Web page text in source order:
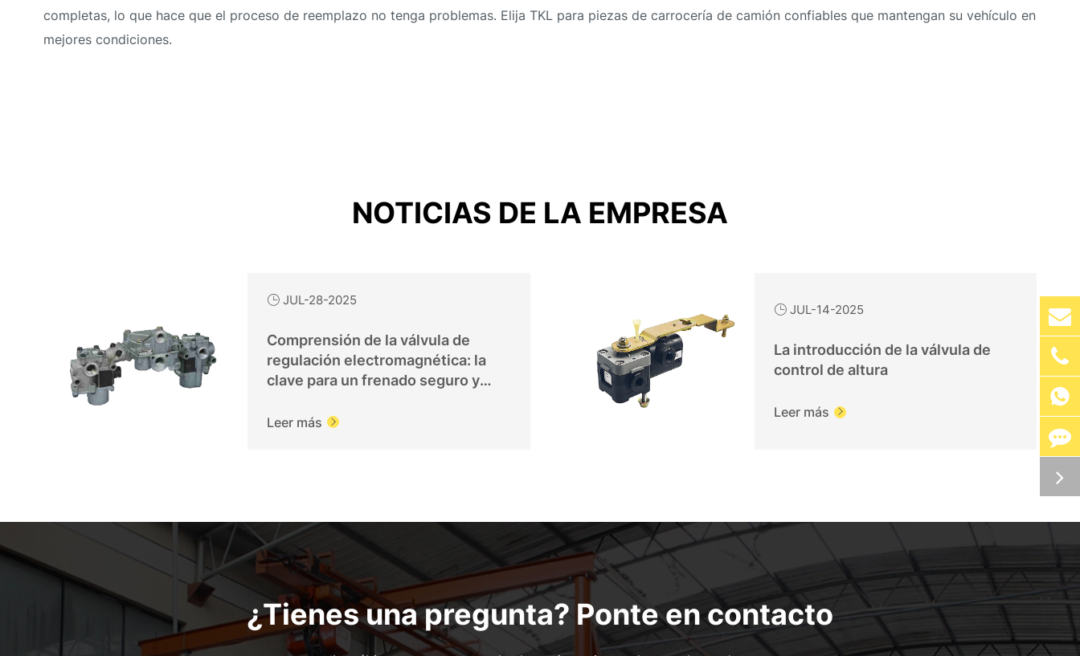
completas, lo que hace que el proceso de reemplazo no tenga problemas. Elija TKL para piezas de carrocería de camión confiables que mantengan su vehículo en
mejores condiciones.
NOTICIAS DE LA EMPRESA
JUL-28-2025
Comprensión de la válvula de
regulación electromagnética: la
clave para un frenado seguro y
Leer más 
JUL-14-2025
La introducción de la válvula de
control de altura
Leer más 
¿Tienes una pregunta? Ponte en contacto
